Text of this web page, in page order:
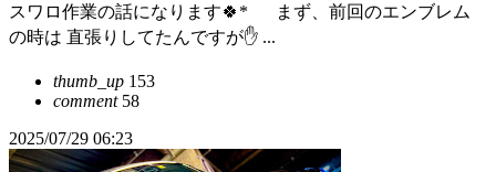
スワロ作業の話になります🍀* ゚ まず、前回のエンブレム
の時は 直張りしてたんですが✋ ...
thumb_up 153
comment58
2025/07/29 06:23